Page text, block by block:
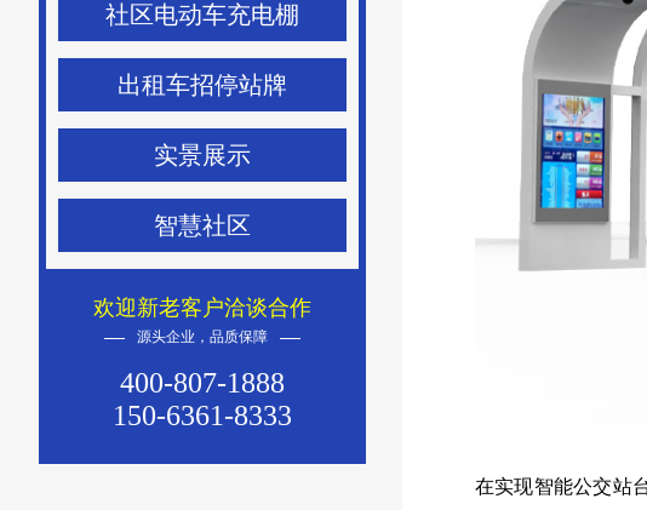
社区电动车充电棚
出租车招停站牌
实景展示
智慧社区
欢迎新老客户洽谈合作
源头企业，品质保障
400-807-1888
150-6361-8333
在实现智能公交站